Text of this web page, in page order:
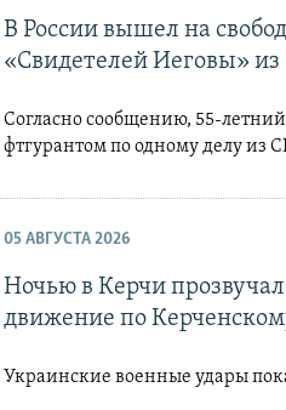
В России вышел на
«Свидетелей Иеговы»
Согласно сообщению, 55-летний
фтгурантом по одному делу из
05 АВГУСТА 2026
Ночью в Керчи
движение по
Украинские военные удары